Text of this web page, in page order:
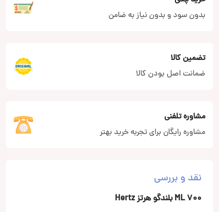
بدون سود و بدون نیاز به ضامن
تضمین کالا
ضمانت اصل بودن کالا
مشاوره تلفنی
مشاوره رایگان برای تجربه خرید بهتر
نقد و بررسی
ML 700 بلندگو هرتز Hertz